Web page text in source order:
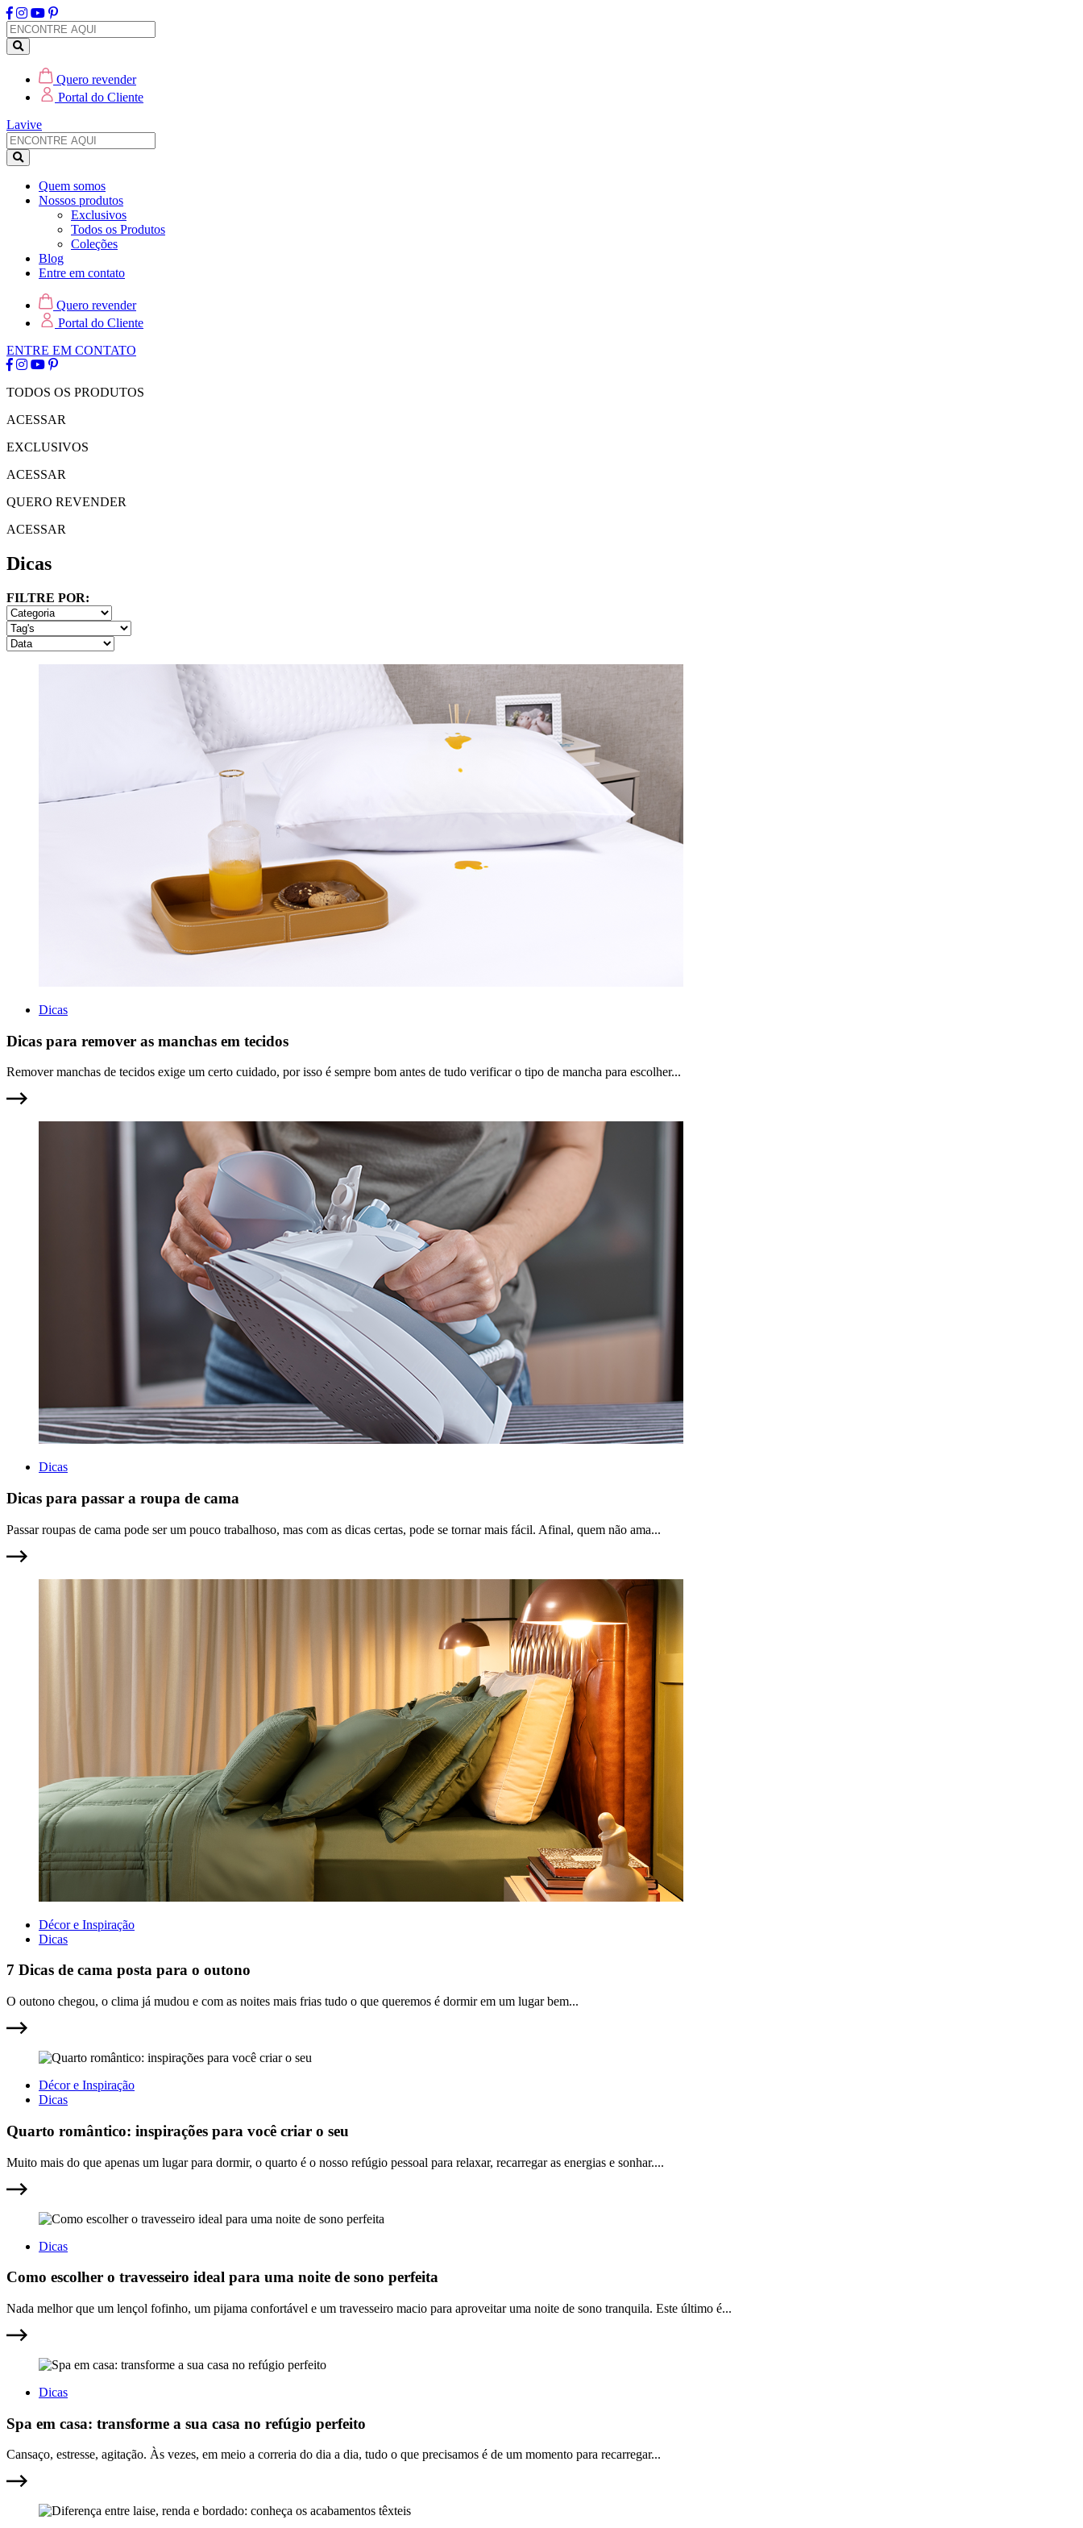
Quero revender
Portal do Cliente
Lavive
Quem somos
Nossos produtos
Exclusivos
Todos os Produtos
Coleções
Blog
Entre em contato
Quero revender
Portal do Cliente
ENTRE EM CONTATO
TODOS OS PRODUTOS
ACESSAR
EXCLUSIVOS
ACESSAR
QUERO REVENDER
ACESSAR
Dicas
FILTRE POR:
Dicas
Dicas para remover as manchas em tecidos
Remover manchas de tecidos exige um certo cuidado, por isso é sempre bom antes de tudo verificar o tipo de mancha para escolher...
Dicas
Dicas para passar a roupa de cama
Passar roupas de cama pode ser um pouco trabalhoso, mas com as dicas certas, pode se tornar mais fácil. Afinal, quem não ama...
Décor e Inspiração
Dicas
7 Dicas de cama posta para o outono
O outono chegou, o clima já mudou e com as noites mais frias tudo o que queremos é dormir em um lugar bem...
Décor e Inspiração
Dicas
Quarto romântico: inspirações para você criar o seu
Muito mais do que apenas um lugar para dormir, o quarto é o nosso refúgio pessoal para relaxar, recarregar as energias e sonhar....
Dicas
Como escolher o travesseiro ideal para uma noite de sono perfeita
Nada melhor que um lençol fofinho, um pijama confortável e um travesseiro macio para aproveitar uma noite de sono tranquila. Este último é...
Dicas
Spa em casa: transforme a sua casa no refúgio perfeito
Cansaço, estresse, agitação. Às vezes, em meio a correria do dia a dia, tudo o que precisamos é de um momento para recarregar...